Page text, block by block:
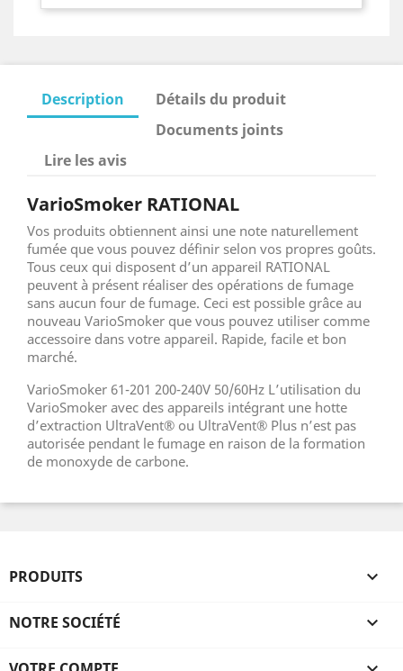
Description
Détails du produit
Documents joints
Lire les avis
VarioSmoker RATIONAL
Vos produits obtiennent ainsi une note naturellement
fumée que vous pouvez définir selon vos propres goûts.
Tous ceux qui disposent d’un appareil RATIONAL
peuvent à présent réaliser des opérations de fumage
sans aucun four de fumage. Ceci est possible grâce au
nouveau VarioSmoker que vous pouvez utiliser comme
accessoire dans votre appareil. Rapide, facile et bon
marché.
VarioSmoker 61-201 200-240V 50/60Hz L’utilisation du
VarioSmoker avec des appareils intégrant une hotte
d’extraction UltraVent® ou UltraVent® Plus n’est pas
autorisée pendant le fumage en raison de la formation
de monoxyde de carbone.
PRODUITS 
NOTRE SOCIÉTÉ 